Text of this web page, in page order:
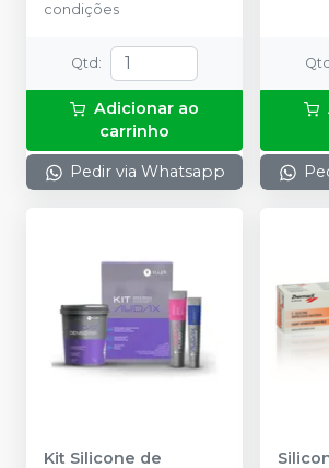
condições
Qtd :
Adicionar ao
carrinho
Pedir via Whatsapp
Qtd
Kit Silicone de